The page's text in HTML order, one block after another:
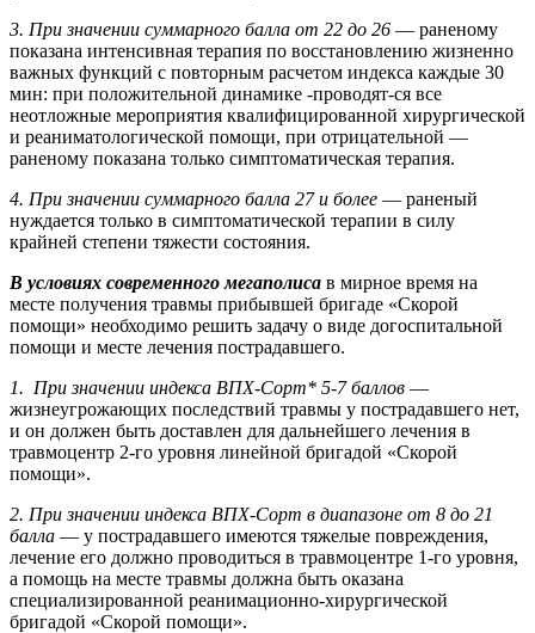
3. При значении суммарного балла от 22 до 26 — раненому
показана интенсивная терапия по восстановлению жизненно
важных функций с повторным расчетом индекса каждые 30
мин: при положительной динамике -проводят-ся все
неотложные мероприятия квалифицированной хирургической
и реаниматологической помощи, при отрицательной —
раненому показана только симптоматическая терапия.
4. При значении суммарного балла 27 и более — раненый
нуждается только в симптоматической терапии в силу
крайней степени тяжести состояния.
В условиях современного мегаполиса в мирное время на
месте получения травмы прибывшей бригаде «Скорой
помощи» необходимо решить задачу о виде догоспитальной
помощи и месте лечения пострадавшего.
1. При значении индекса ВПХ-Сорт* 5-7 баллов —
жизнеугрожающих последствий травмы у пострадавшего нет,
и он должен быть доставлен для дальнейшего лечения в
травмоцентр 2-го уровня линейной бригадой «Скорой
помощи».
2. При значении индекса ВПХ-Сорт в диапазоне от 8 до 21
балла — у пострадавшего имеются тяжелые повреждения,
лечение его должно проводиться в травмоцентре 1-го уровня,
а помощь на месте травмы должна быть оказана
специализированной реанимационно-хирургической
бригадой «Скорой помощи».